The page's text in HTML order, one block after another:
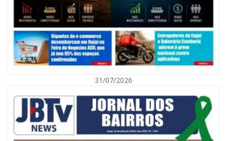
Itajaí avança na implantação do Método Wolbachia para o combate à
ITAPEMA
31/07/2026